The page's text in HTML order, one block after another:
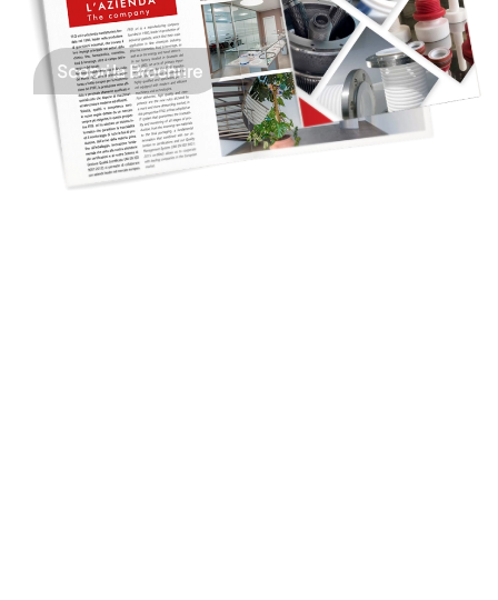
Scopri la Brochure